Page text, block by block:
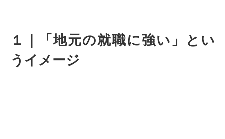
１｜「地元の就職に強い」とい
うイメージ